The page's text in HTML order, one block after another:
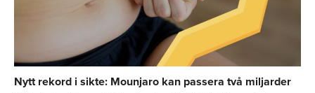
Nytt rekord i sikte: Mounjaro kan passera två miljarder